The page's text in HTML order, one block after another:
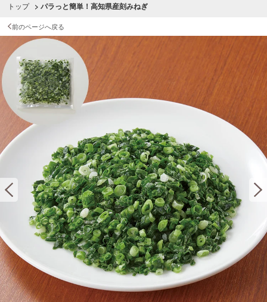
トップ > パラっと簡単！高知県産刻みねぎ
前のページへ戻る